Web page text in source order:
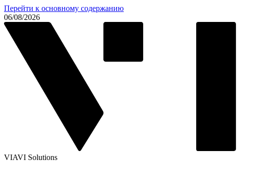
Перейти к основному содержанию
06/08/2026
VIAVI Solutions